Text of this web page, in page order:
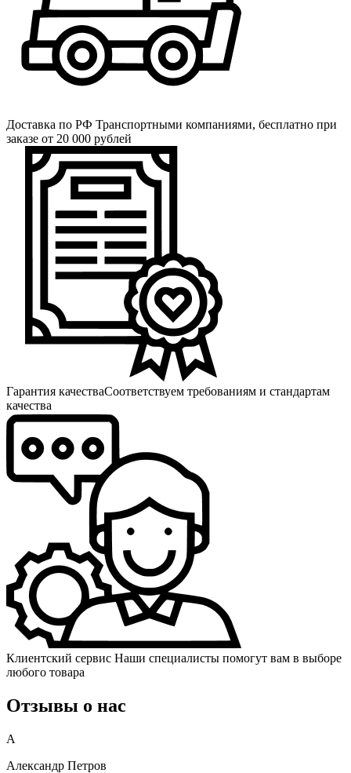
Доставка по РФ Транспортными компаниями, бесплатно при
заказе от 20 000 рублей
Гарантия качестваСоответствуем требованиям и стандартам
качества
Клиентский сервис Наши специалисты помогут вам в выборе
любого товара
Отзывы о нас
А
Александр Петров